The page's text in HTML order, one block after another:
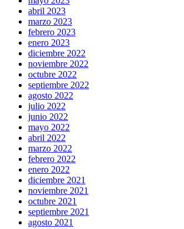
abril 2023
marzo 2023
febrero 2023
enero 2023
diciembre 2022
noviembre 2022
octubre 2022
septiembre 2022
agosto 2022
julio 2022
junio 2022
mayo 2022
abril 2022
marzo 2022
febrero 2022
enero 2022
diciembre 2021
noviembre 2021
octubre 2021
septiembre 2021
agosto 2021